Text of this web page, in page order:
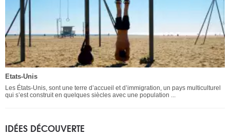
Etats-Unis
Les États-Unis, sont une terre d’accueil et d’immigration, un pays multiculturel
qui s’est construit en quelques siècles avec une population ...
IDÉES DÉCOUVERTE